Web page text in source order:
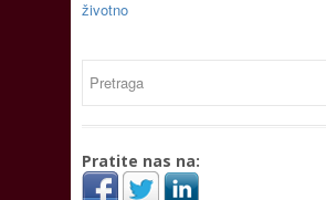
životno
Pratite nas na: